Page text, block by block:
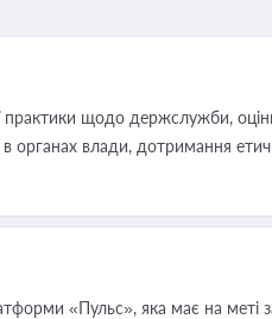
практики щодо держслужби,
в органах влади, дотримання
«Пульс», яка має на меті